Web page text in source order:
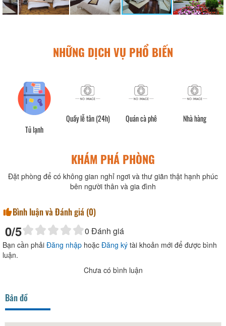
NHỮNG DỊCH VỤ PHỔ BIẾN
Tủ lạnh
Quầy lễ tân (24h) Quán cà phê Nhà hàng
KHÁM PHÁ PHÒNG
Đặt phòng để có không gian nghỉ ngơi và thư giãn thật hạnh phúc
bên người thân và gia đình
Bình luận và Đánh giá (0)
0/5 0 Đánh giá
Bạn cần phải Đăng nhập hoặc Đăng ký tài khoản mới để được bình
luận.
Chưa có bình luận
Bản đồ